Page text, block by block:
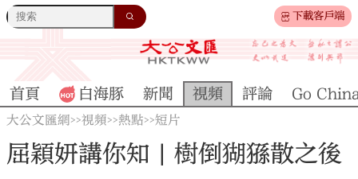
下載客戶端
首頁 白海豚 新聞 視頻 評論 Go
大公文匯網>>視頻>>熱點>>短片
屈穎妍講你知 | 樹倒猢猻散之後